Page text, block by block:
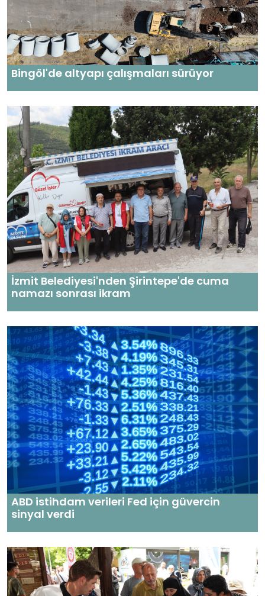
Bingöl'de altyapı çalışmaları sürüyor
İzmit Belediyesi'nden Şirintepe'de cuma
namazı sonrası ikram
ABD istihdam verileri Fed için güvercin
sinyal verdi